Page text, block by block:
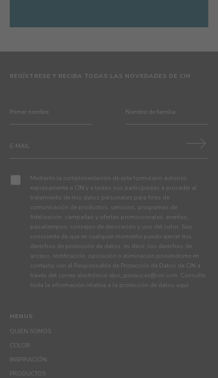
MENUS
QUIEN SOMOS
COLOR
INSPIRACIÓN
PRODUCTOS
REGÍSTRESE Y RECIBA TODAS LAS NOVEDADES DE CIN
Mediante la cumplimentación de este formulario autorizo
expresamente a CIN y a todas sus participadas a proceder al
tratamiento de mis datos personales para fines de
comunicación de productos, servicios, programas de
fidelización, campañas y ofertas promocionales, eventos,
pasatiempos, consejos de decoración y uso del color. Soy
consciente de que en cualquier momento puedo ejercer mis
derechos de protección de datos, es decir, los derechos de
acceso, rectificación, oposición o eliminación poniéndome en
contacto con el Responsable de Protección de Datos de CIN a
través del correo electrónico dpo_privacy.es@cin.com. Consulte
toda la información relativa a la protección de datos aquí.